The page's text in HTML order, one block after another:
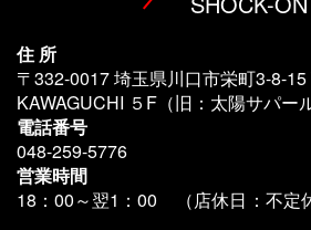
住 所
〒332-0017 埼玉県川口市栄町3-8-
KAWAGUCHI ５F（旧：太陽サパー
電話番号
048-259-5776
営業時間
18：00～翌1 ：00 （店休日：不定